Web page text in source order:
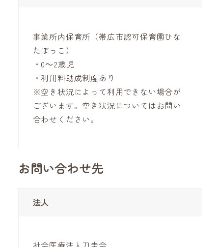
事業所内保育所（帯広市認可保育園ひな
たぼっこ）
・0～2歳児
・利用料助成制度あり
※空き状況によって利用できない場合が
ございます。空き状況についてはお問い
合わせください。
お問い合わせ先
法人